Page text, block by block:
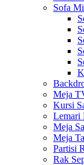
Sofa
Meja
Kursi
Lemari
Meja
Meja
Partisi
Rak